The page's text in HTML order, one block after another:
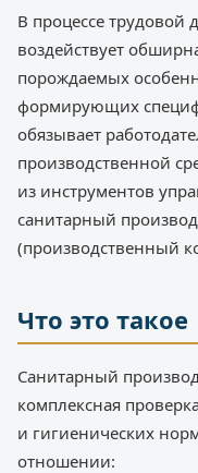
В процессе трудовой
воздействует
порождаемых
формирующих
обязывает
производственной
из инструментов
санитарный
(производственный
Что это такое
Санитарный
комплексная
и гигиенических
отношении: